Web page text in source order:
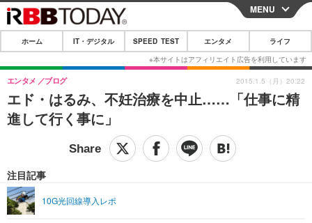
CLOSE
ホーム
IT・デジタル
IT・デジタルTOP スマートフォン
ネタ
その他
SPEED TEST
映画・ドラマ
ライフTOP
リリース一覧
MENU
ホーム IT・デジタル SPEED TEST エンタメ ライフ
エド・はるみ、不妊治療を中止……「仕事に精
進して行く事に」
エンタメ ブログ
注目記事
10G光回線導入レポ
2015.1.5（月）20:22